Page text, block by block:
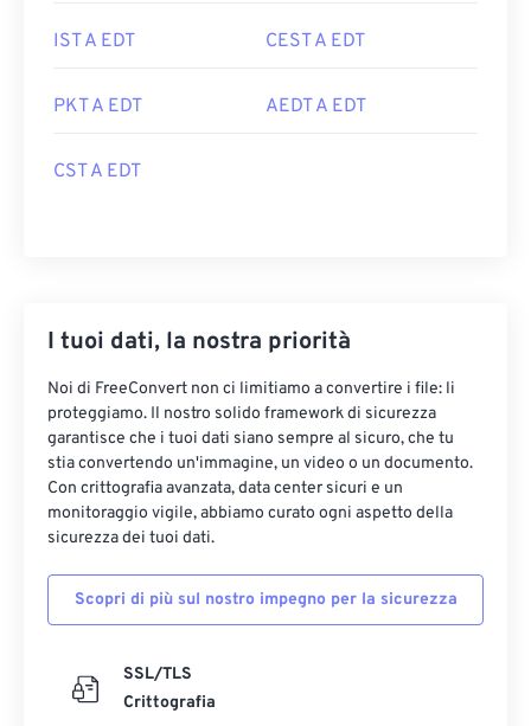
IST A EDT CEST A EDT
PKT A EDT AEDT A EDT
CST A EDT
I tuoi dati, la nostra priorità
Noi di FreeConvert non ci limitiamo a convertire i file: li
proteggiamo. Il nostro solido framework di sicurezza
garantisce che i tuoi dati siano sempre al sicuro, che tu
stia convertendo un'immagine, un video o un documento.
Con crittografia avanzata, data center sicuri e un
monitoraggio vigile, abbiamo curato ogni aspetto della
sicurezza dei tuoi dati.
Scopri di più sul nostro impegno per la sicurezza
SSL/TLS
Crittografia